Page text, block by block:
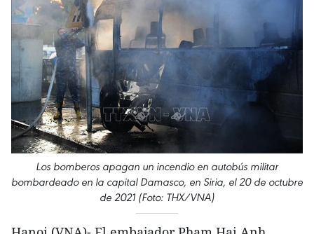
Los bomberos apagan un incendio en autobús militar
bombardeado en la capital Damasco, en Siria, el 20 de octubre
de 2021 (Foto: THX/VNA)